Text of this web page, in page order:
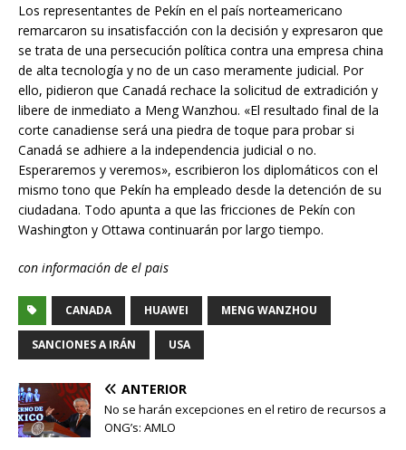
Los representantes de Pekín en el país norteamericano
remarcaron su insatisfacción con la decisión y expresaron que
se trata de una persecución política contra una empresa china
de alta tecnología y no de un caso meramente judicial. Por
ello, pidieron que Canadá rechace la solicitud de extradición y
libere de inmediato a Meng Wanzhou. «El resultado final de la
corte canadiense será una piedra de toque para probar si
Canadá se adhiere a la independencia judicial o no.
Esperaremos y veremos», escribieron los diplomáticos con el
mismo tono que Pekín ha empleado desde la detención de su
ciudadana. Todo apunta a que las fricciones de Pekín con
Washington y Ottawa continuarán por largo tiempo.
con información de el pais
CANADA HUAWEI MENG WANZHOU
SANCIONES A IRÁN USA
ANTERIOR
No se harán excepciones en el retiro de recursos a
ONG’s: AMLO